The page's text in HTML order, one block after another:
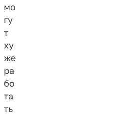
мо
гу
т
ху
же
ра
бо
та
ть